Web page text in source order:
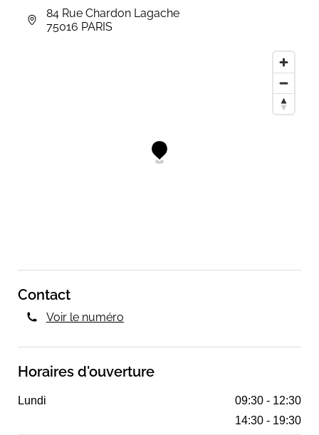
84 Rue Chardon Lagache
75016 PARIS
Contact
Voir le numéro
Horaires d'ouverture
Lundi
09:30 - 12:30
14:30 - 19:30